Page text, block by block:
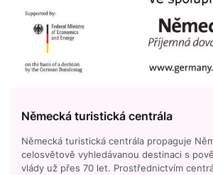
Německá turistická centrála
Německá turistická centrála propaguje
celosvětově vyhledávanou destinaci s
vlády už přes 70 let. Prostřednictvím